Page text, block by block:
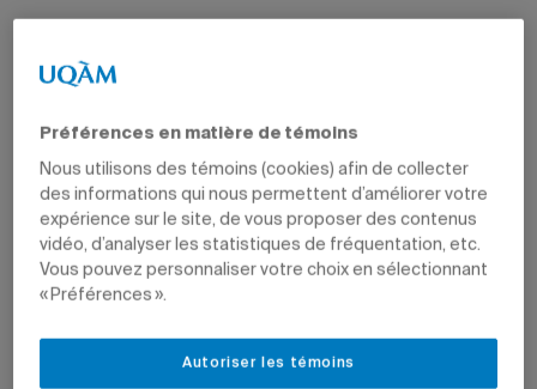
Préférences en matière de témoins
Nous utilisons des témoins (cookies) afin de collecter
des informations qui nous permettent d’améliorer votre
expérience sur le site, de vous proposer des contenus
vidéo, d’analyser les statistiques de fréquentation, etc.
Vous pouvez personnaliser votre choix en sélectionnant
« Préférences ».
Autoriser les témoins